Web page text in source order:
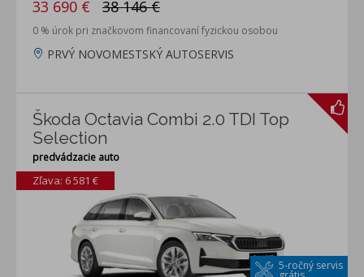
33 690 € 38 146 €
0 % úrok pri značkovom financovaní fyzickou osobou
PRVÝ NOVOMESTSKÝ AUTOSERVIS
Škoda Octavia Combi 2.0 TDI Top
Selection
predvádzacie auto
5-ročný servis
Zľava: 6 581 €